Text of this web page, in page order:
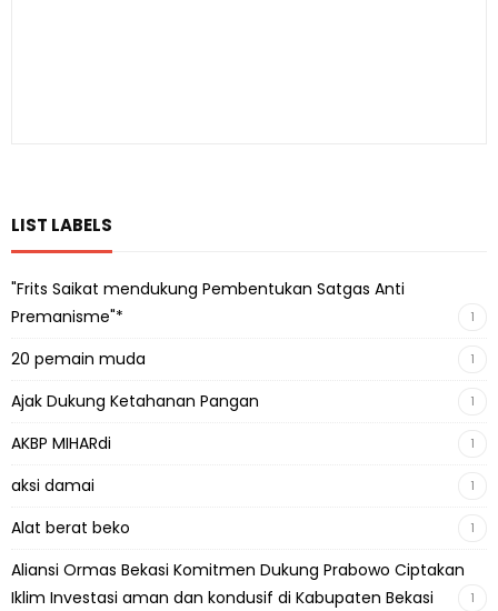
LIST LABELS
"Frits Saikat mendukung Pembentukan Satgas Anti
Premanisme"*
1
20 pemain muda 1
Ajak Dukung Ketahanan Pangan 1
AKBP MIHARdi 1
aksi damai 1
Alat berat beko 1
Aliansi Ormas Bekasi Komitmen Dukung Prabowo Ciptakan
Iklim Investasi aman dan kondusif di Kabupaten Bekasi
1